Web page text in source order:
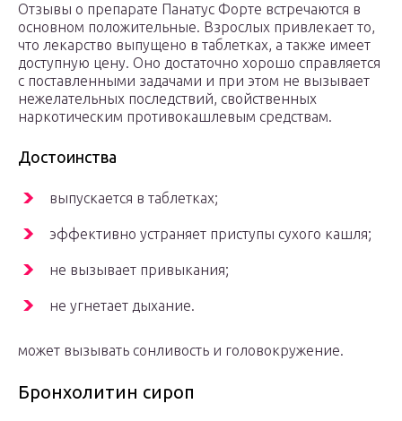
Отзывы о препарате Панатус Форте встречаются в
основном положительные. Взрослых привлекает то,
что лекарство выпущено в таблетках, а также имеет
доступную цену. Оно достаточно хорошо справляется
с поставленными задачами и при этом не вызывает
нежелательных последствий, свойственных
наркотическим противокашлевым средствам.
Достоинства
выпускается в таблетках;
эффективно устраняет приступы сухого кашля;
не вызывает привыкания;
не угнетает дыхание.
может вызывать сонливость и головокружение.
Бронхолитин сироп